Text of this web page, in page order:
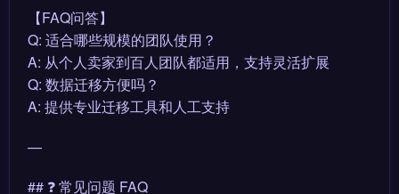
【FAQ问答】
Q: 适合哪些规模的团队使用？
A: 从个人卖家到百人团队都适用，支持灵活扩展
Q: 数据迁移方便吗？
A: 提供专业迁移工具和人工支持
—
## ❓ 常见问题 FAQ